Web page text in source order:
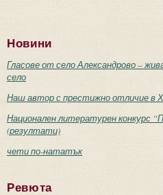
Новини
Гласове от село Александрово –
село
Наш автор с престижно отличие в
Национален литературен конкурс
(резултати)
чети по-нататък
Ревюта